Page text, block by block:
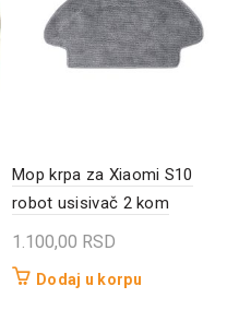
Mop krpa za Xiaomi S10
robot usisivač 2 kom
1.100,00 RSD
Dodaj u korpu